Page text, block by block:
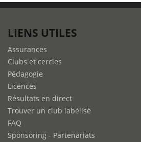
LIENS UTILES
Assurances
Clubs et cercles
Pédagogie
Licences
Résultats en direct
Trouver un club labélisé
FAQ
Sponsoring - Partenariats